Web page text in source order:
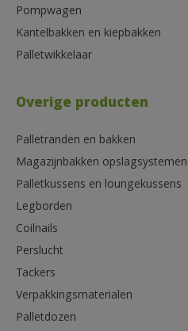
Pompwagen
Kantelbakken en kiepbakken
Palletwikkelaar
Overige producten
Palletranden en bakken
Magazijnbakken opslagsystemen
Palletkussens en loungekussens
Legborden
Coilnails
Perslucht
Tackers
Verpakkingsmaterialen
Palletdozen